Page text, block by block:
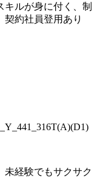
ルが身に付く、制
契約社員登用あり
未経験でもサクサク